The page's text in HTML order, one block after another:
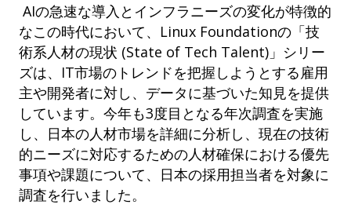
AIの急速な導入とインフラニーズの変化が特徴的
なこの時代において、Linux Foundationの「技
術系人材の現状 (State of Tech Talent)」シリー
ズは、IT市場のトレンドを把握しようとする雇用
主や開発者に対し、データに基づいた知見を提供
しています。今年も3度目となる年次調査を実施
し、日本の人材市場を詳細に分析し、現在の技術
的ニーズに対応するための人材確保における優先
事項や課題について、日本の採用担当者を対象に
調査を行いました。